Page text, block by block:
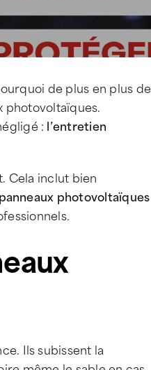
de plus en plus de
photovoltaïques.
: l’entretien
Cela inclut bien
photovoltaïques
Ils subissent la